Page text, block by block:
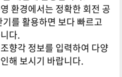
환경에서는 정확한 회전 공
를 활용하면 보다 빠르고
다.
향각 정보를 입력하여 다양
해 보시기 바랍니다.